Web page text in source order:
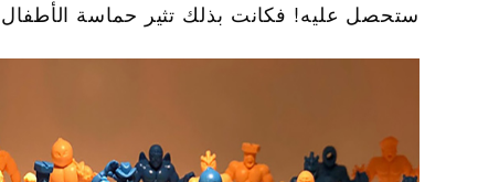
ستحصل عليه! فكانت بذلك تثير حماسة